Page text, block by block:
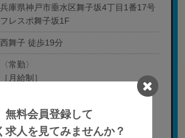
兵庫県神戸市垂水区舞子坂4丁目1番17号
フレスポ舞子坂1F
西舞子 徒歩19分
〈常勤〉
［月給制］
・完全2日休み):24万円-
※経験や状況に応じて変動可能性有り
無料会員登録して
求人を見てみませんか？